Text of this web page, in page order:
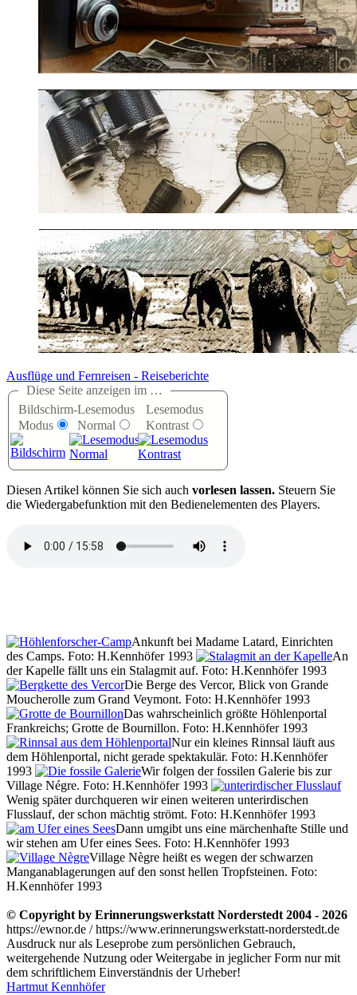
Ausflüge und Fernreisen - Reiseberichte
Diese Seite anzeigen im …
Bildschirm-
Modus
Lesemodus
Normal
Lesemodus
Kontrast
Diesen Artikel können Sie sich auch vorlesen lassen. Steuern Sie
die Wiedergabefunktion mit den Bedienelementen des Players.
Ankunft bei Madame Latard, Einrichten
des Camps. Foto: H.Kennhöfer 1993
An
der Kapelle fällt uns ein Stalagmit auf. Foto: H.Kennhöfer 1993
Die Berge des Vercor, Blick von Grande
Moucherolle zum Grand Veymont. Foto: H.Kennhöfer 1993
Das wahrscheinlich größte Höhlenportal
Frankreichs; Grotte de Bournillon. Foto: H.Kennhöfer 1993
Nur ein kleines Rinnsal läuft aus
dem Höhlenportal, nicht gerade spektakulär. Foto: H.Kennhöfer
1993
Wir folgen der fossilen Galerie bis zur
Village Négre. Foto: H.Kennhöfer 1993
Wenig später durchqueren wir einen weiteren unterirdischen
Flusslauf, der schon mächtig strömt. Foto: H.Kennhöfer 1993
Dann umgibt uns eine märchenhafte Stille und
wir stehen am Ufer eines Sees. Foto: H.Kennhöfer 1993
Village Nègre heißt es wegen der schwarzen
Manganablagerungen auf den sonst hellen Tropfsteinen. Foto:
H.Kennhöfer 1993
© Copyright by Erinnerungswerkstatt Norderstedt 2004 - 2026
https://ewnor.de / https://www.erinnerungswerkstatt-norderstedt.de
Ausdruck nur als Leseprobe zum persönlichen Gebrauch,
weitergehende Nutzung oder Weitergabe in jeglicher Form nur mit
dem schriftlichem Einverständnis der Urheber!
Hartmut Kennhöfer